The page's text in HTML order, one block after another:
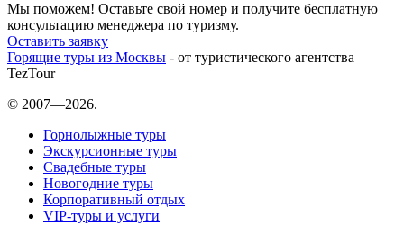
Мы поможем! Оставьте свой номер и получите бесплатную
консультацию менеджера по туризму.
Оставить заявку
Горящие туры из Москвы - от туристического агентства
TezTour
© 2007—2026.
Горнолыжные туры
Экскурсионные туры
Свадебные туры
Новогодние туры
Корпоративный отдых
VIP-туры и услуги